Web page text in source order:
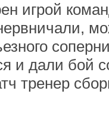
игрой
и дали бой
тренер